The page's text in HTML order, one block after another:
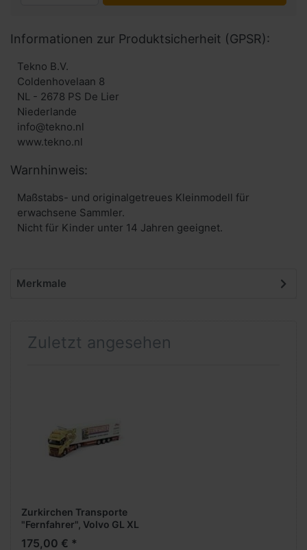
Informationen zur Produktsicherheit (GPSR):
Tekno B.V.
Coldenhovelaan 8
NL - 2678 PS De Lier
Niederlande
info@tekno.nl
www.tekno.nl
Warnhinweis:
Maßstabs- und originalgetreues Kleinmodell für
erwachsene Sammler.
Nicht für Kinder unter 14 Jahren geeignet.
Merkmale
Zuletzt angesehen
Zurkirchen Transporte
"Fernfahrer", Volvo GL XL
2020 vvsp.
175,00 € *